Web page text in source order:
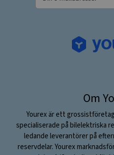
e-
Om
Yourex är ett
specialiserade på bilelektriska
ledande leverantörer på
reservdelar. Yourex